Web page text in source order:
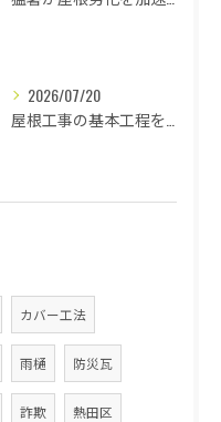
2026/07/20
カバー工法
雨樋 防災瓦
詐欺 熱田区